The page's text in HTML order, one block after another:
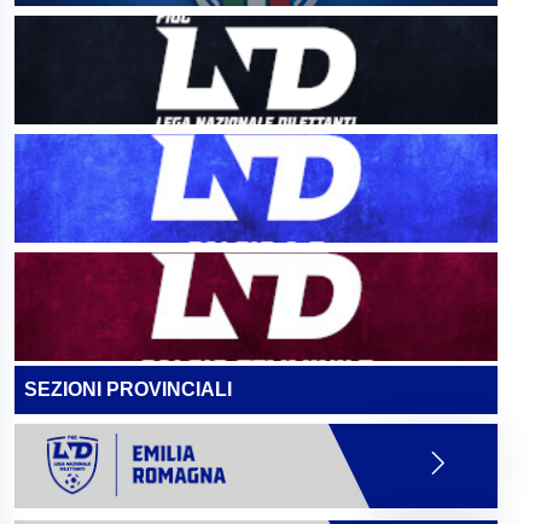
SEZIONI PROVINCIALI